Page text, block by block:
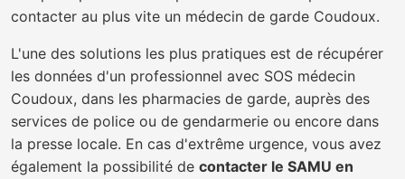
contacter au plus vite un médecin de garde Coudoux.
L'une des solutions les plus pratiques est de récupérer
les données d'un professionnel avec SOS médecin
Coudoux, dans les pharmacies de garde, auprès des
services de police ou de gendarmerie ou encore dans
la presse locale. En cas d'extrême urgence, vous avez
également la possibilité de contacter le SAMU en